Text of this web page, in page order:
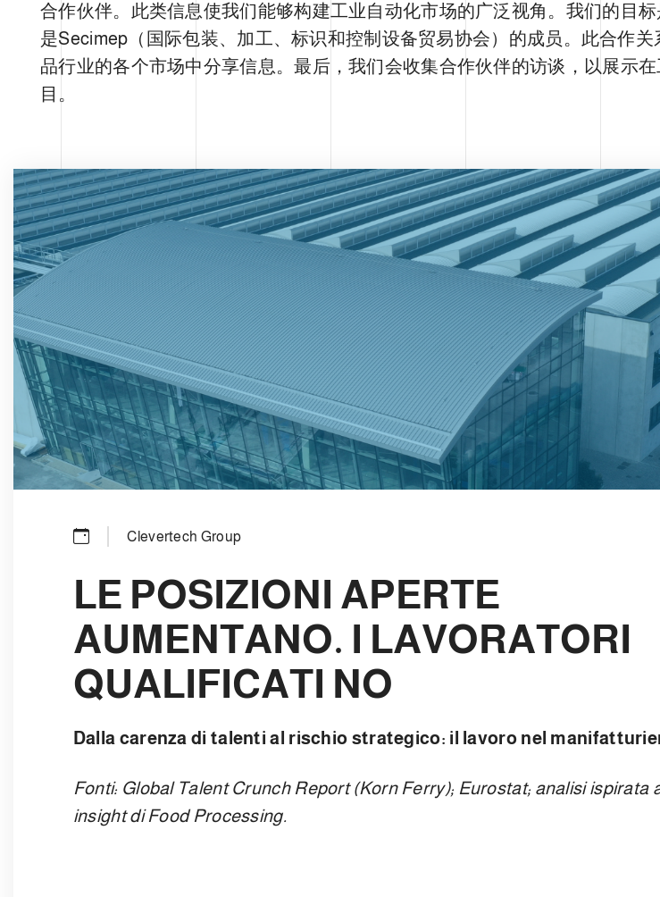
c
o
n
s
合作伙伴。此类信息使我们能够构建工业自动化市场的广泛视角。我们的目
是Secimep（国际包装、加工、标识和控制设备贸易协会）的成员。此合作
品行业的各个市场中分享信息。最后，我们会收集合作伙伴的访谈，以展示
目。
Clevertech Group
LE POSIZIONI APERTE
AUMENTANO. I LAVORATORI
QUALIFICATI NO
Dalla carenza di talenti al rischio strategico: il lavoro nel
Fonti: Global Talent Crunch Report (Korn Ferry); Eurostat; analisi ispirata
insight di Food Processing.